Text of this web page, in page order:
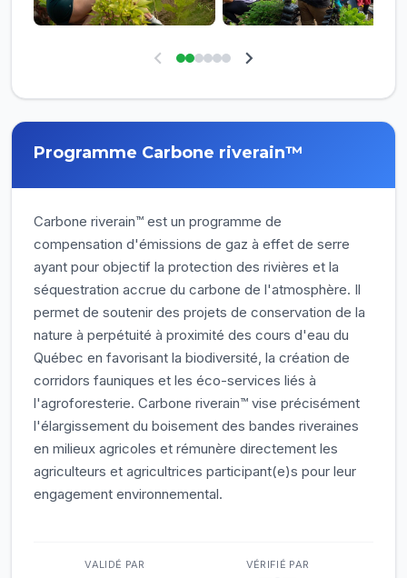
Programme Carbone riverain™
Carbone riverain™ est un programme de
compensation d'émissions de gaz à effet de serre
ayant pour objectif la protection des rivières et la
séquestration accrue du carbone de l'atmosphère. Il
permet de soutenir des projets de conservation de la
nature à perpétuité à proximité des cours d'eau du
Québec en favorisant la biodiversité, la création de
corridors fauniques et les éco-services liés à
l'agroforesterie. Carbone riverain™ vise précisément
l'élargissement du boisement des bandes riveraines
en milieux agricoles et rémunère directement les
agriculteurs et agricultrices participant(e)s pour leur
engagement environnemental.
VALIDÉ PAR VÉRIFIÉ PAR